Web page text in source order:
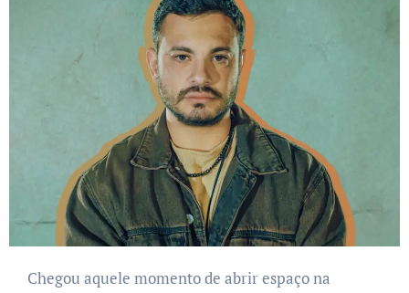
Chegou aquele momento de abrir espaço na